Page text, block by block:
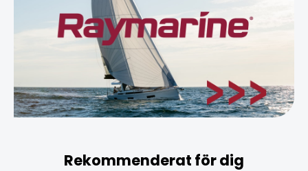
Rekommenderat för dig